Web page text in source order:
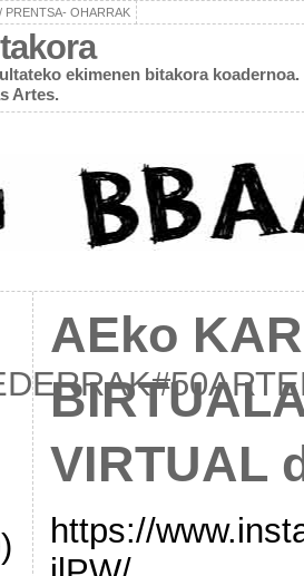
PRENTSA- OHARRAK
ekimenen bitakora
Artes.
AEko
VIRTUAL
https://